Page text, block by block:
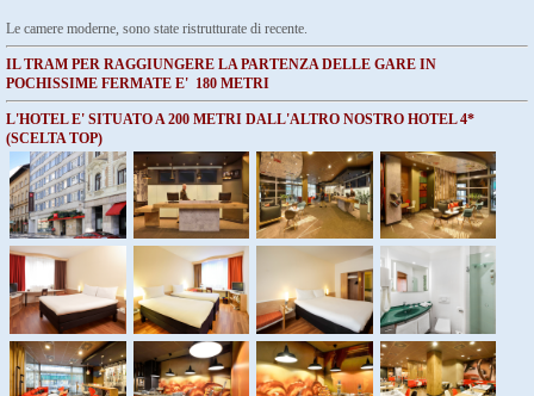
Le camere moderne, sono state ristrutturate di recente.
IL TRAM PER RAGGIUNGERE LA PARTENZA DELLE GARE IN
POCHISSIME FERMATE E' 180 METRI
L'HOTEL E' SITUATO A 200 METRI DALL'ALTRO NOSTRO HOTEL 4*
(SCELTA TOP)